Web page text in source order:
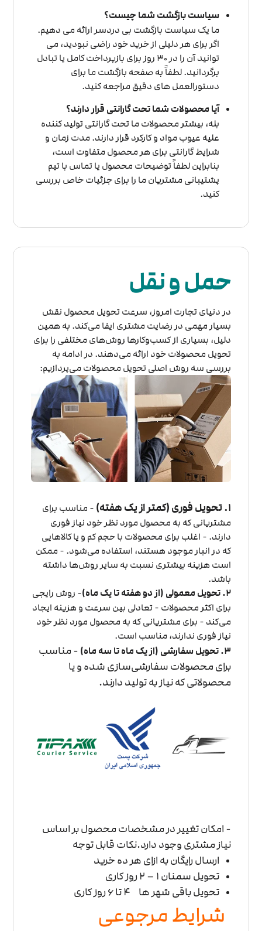
سیاست بازگشت شما چیست؟
ما یک سیاست بازگشت بی دردسر ارائه می دهیم.
اگر برای هر دلیلی از خرید خود راضی نبودید، می
توانید آن را در 30 روز برای بازپرداخت کامل یا تبادل
برگردانید. لطفاً به صفحه بازگشت ما برای
دستورالعمل های دقیق مراجعه کنید.
آیا محصولات شما تحت گارانتی قرار دارند؟
بله، بیشتر محصولات ما تحت گارانتی تولید کننده
علیه عیوب مواد و کارکرد قرار دارند. مدت زمان و
شرایط گارانتی برای هر محصول متفاوت است،
بنابراین لطفاً توضیحات محصول یا تماس با تیم
پشتیبانی مشتریان ما را برای جزئیات خاص بررسی
کنید.
حمل و نقل
در دنیای تجارت امروز، سرعت تحویل محصول نقش
بسیار مهمی در رضایت مشتری ایفا می‌کند. به همین
دلیل، بسیاری از کسب‌وکارها روش‌های مختلفی را برای
تحویل محصولات خود ارائه می‌دهند. در ادامه به
بررسی سه روش اصلی تحویل محصولات می‌پردازیم:
۱. تحویل فوری (کمتر از یک هفته)
- مناسب برای
مشتریانی که به محصول مورد نظر خود نیاز فوری
دارند. - اغلب برای محصولات با حجم کم و یا کالاهایی
که در انبار موجود هستند، استفاده می‌شود. - ممکن
است هزینه بیشتری نسبت به سایر روش‌ها داشته
باشد.
۲. تحویل معمولی (از دو هفته تا یک ماه)
- روش رایجی
برای اکثر محصولات - تعادلی بین سرعت و هزینه ایجاد
می‌کند - برای مشتریانی که به محصول مورد نظر خود
نیاز فوری ندارند، مناسب است.
۳. تحویل سفارشی (از یک ماه تا سه ماه)
- مناسب
برای محصولات سفارشی‌سازی شده و یا
محصولاتی که نیاز به تولید دارند.
- امکان تغییر در مشخصات محصول بر اساس
نیاز مشتری وجود دارد.نکات قابل توجه
ارسال رایگان به ازای هر ده خرید
تحویل سمنان ۱ – 2 روز کاری
تحویل باقی شهر ها ۴ تا ۶ روز کاری
شرایط مرجوعی